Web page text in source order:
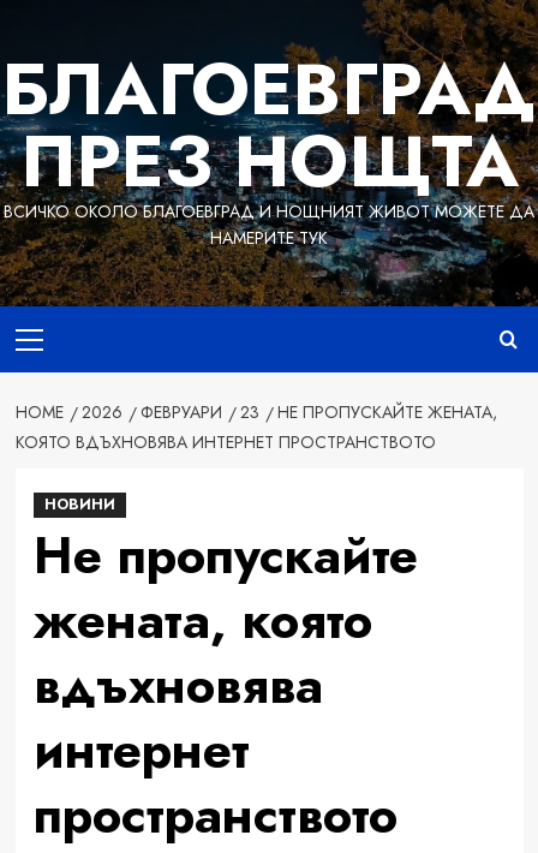
content
БЛАГОЕВГРАД
ПРЕЗ НОЩТА
ВСИЧКО ОКОЛО БЛАГОЕВГРАД И НОЩНИЯТ ЖИВОТ МОЖЕТЕ ДА
НАМЕРИТЕ ТУК
Menu
HOME 2026 ФЕВРУАРИ 23
НЕ ПРОПУСКАЙТЕ ЖЕНАТА,
КОЯТО ВДЪХНОВЯВА ИНТЕРНЕТ ПРОСТРАНСТВОТО
НОВИНИ
Не пропускайте
жената, която
вдъхновява
интернет
пространството